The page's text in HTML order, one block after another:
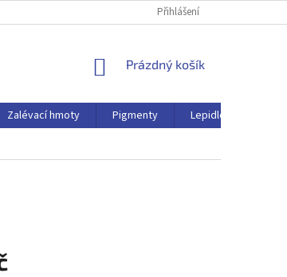
Přihlášení
NÁKUPNÍ
Prázdný košík
Zalévací hmoty Pigmenty Lepidlo